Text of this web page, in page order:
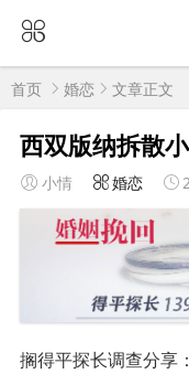
首页 婚恋 文章正文
西双版纳拆散
小情 婚恋
搁得平探长调查分享